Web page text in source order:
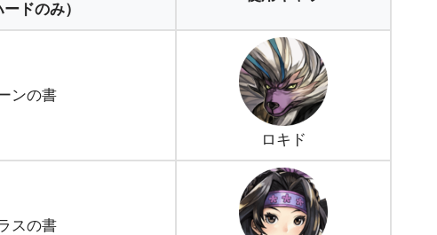
ドのみ）
ンの書
ロキド
スの書